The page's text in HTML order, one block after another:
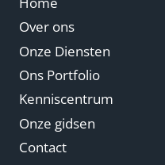
Over ons
Onze Diensten
Ons Portfolio
Kenniscentrum
Onze gidsen
Contact